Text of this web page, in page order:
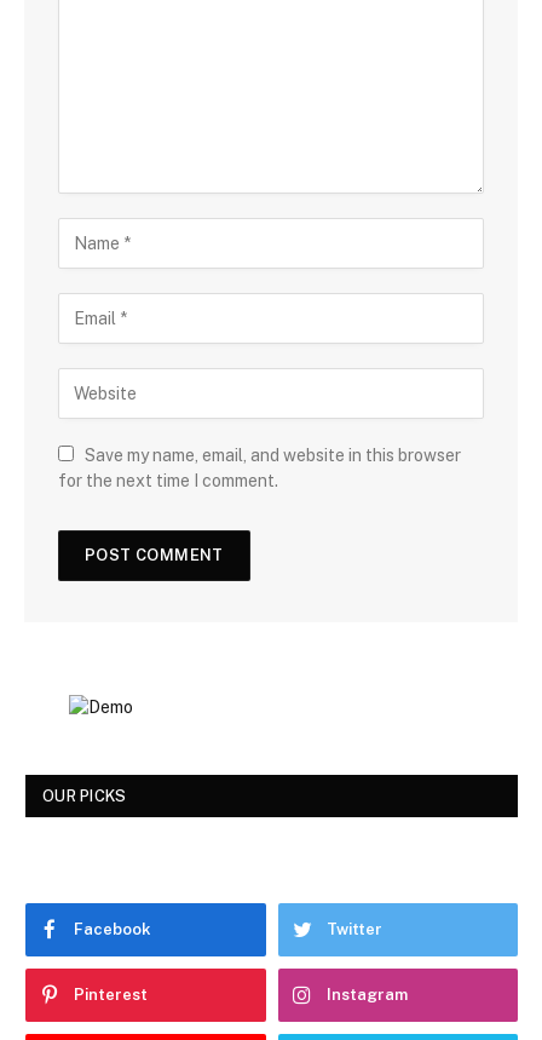
Save my name, email, and website in this browser
for the next time I comment.
OUR PICKS
Facebook Twitter
Pinterest Instagram